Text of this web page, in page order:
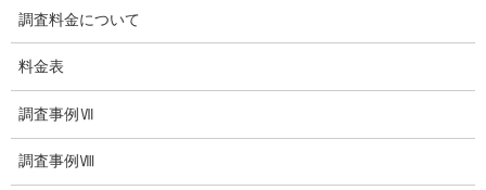
結婚調査
社員の行動調査
調査料金について
料金表
調査事例Ⅶ
調査事例Ⅷ